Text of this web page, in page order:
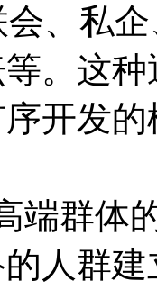
会、私
。这
开发
群体的
人群